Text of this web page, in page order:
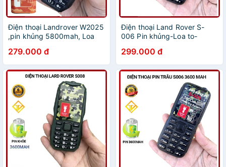
Điện thoại Landrover W2025
,pin khủng 5800mah, Loa
279.000 đ
Điện thoại Land Rover S-
006 Pin khủng-Loa to-
299.000 đ